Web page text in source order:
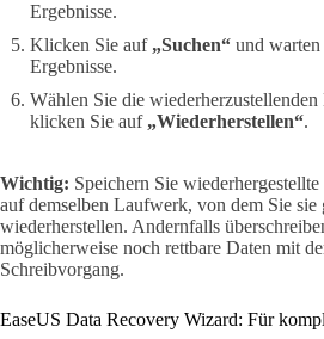
Ergebnisse.
Klicken Sie auf „Suchen“ und
Ergebnisse.
Wählen Sie die wiederherzustellenden
klicken Sie auf „Wiederherstellen“.
Wichtig: Speichern Sie
auf demselben Laufwerk, von dem Sie sie
wiederherstellen. Andernfalls
möglicherweise noch rettbare Daten mit
Schreibvorgang.
EaseUS Data Recovery Wizard: Für